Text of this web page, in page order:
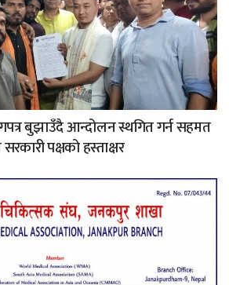
बुझाउँदै आन्दोलन स्थगित गर्न सहमत
पक्षको हस्ताक्षर